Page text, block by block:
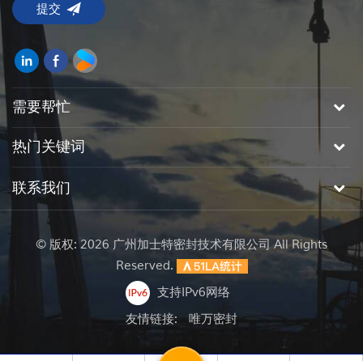
需要帮忙
热门关键词
联系我们
© 版权: 2026 广州加士特密封技术有限公司 All Rights
Reserved.
支持IPv6网络
友情链接:
唯万密封